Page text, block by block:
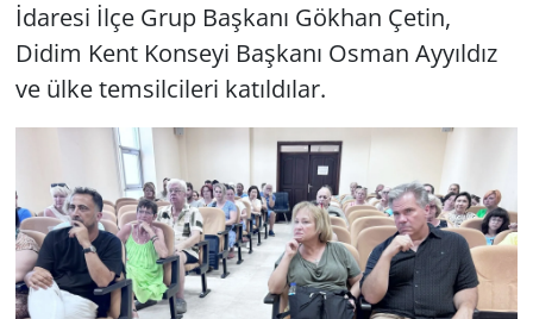
İdaresi İlçe Grup Başkanı Gökhan Çetin,
Didim Kent Konseyi Başkanı Osman Ayyıldız
ve ülke temsilcileri katıldılar.